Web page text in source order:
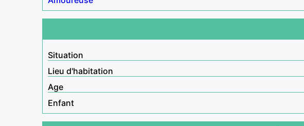
Situation
Lieu d'habitation
Age
Enfant